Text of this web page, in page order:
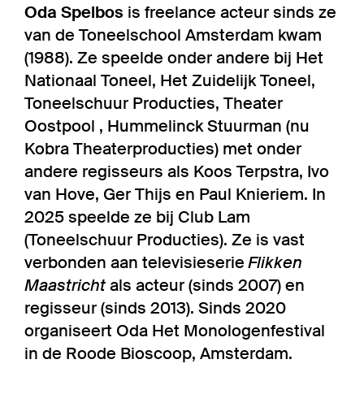
Oda Spelbos is freelance acteur sinds ze
van de Toneelschool Amsterdam kwam
(1988). Ze speelde onder andere bij Het
Nationaal Toneel, Het Zuidelijk Toneel,
Toneelschuur Producties, Theater
Oostpool , Hummelinck Stuurman (nu
Kobra Theaterproducties) met onder
andere regisseurs als Koos Terpstra, Ivo
van Hove, Ger Thijs en Paul Knieriem. In
2025 speelde ze bij Club Lam
(Toneelschuur Producties). Ze is vast
verbonden aan televisieserieFlikken
Maastrichtals acteur (sinds 2007) en
regisseur (sinds 2013). Sinds 2020
organiseert Oda Het Monologenfestival
in de Roode Bioscoop, Amsterdam.